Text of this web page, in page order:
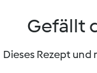
Gefällt
Dieses Rezept und